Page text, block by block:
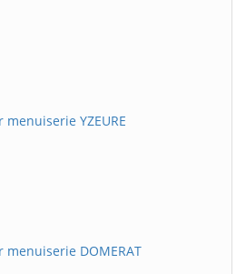
YZEURE
DOMERAT